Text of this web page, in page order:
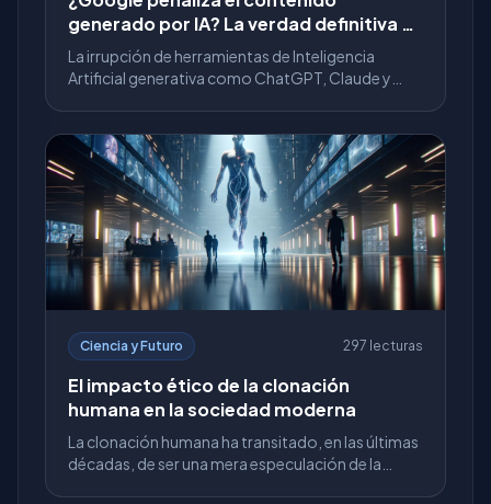
generado por IA? La verdad definitiva y
cómo evitarlo
La irrupción de herramientas de Inteligencia
Artificial generativa como ChatGPT, Claude y
Ciencia y Futuro 297 lecturas
El impacto ético de la clonación
humana en la sociedad moderna
La clonación humana ha transitado, en las últimas
décadas, de ser una mera especulación de la